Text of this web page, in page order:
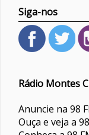
Siga-nos
Rádio Montes
Anuncie na 98
Ouça e veja a